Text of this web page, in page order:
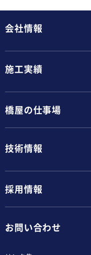
会社情報
施工実績
橋屋の仕事場
技術情報
採用情報
お問い合わせ